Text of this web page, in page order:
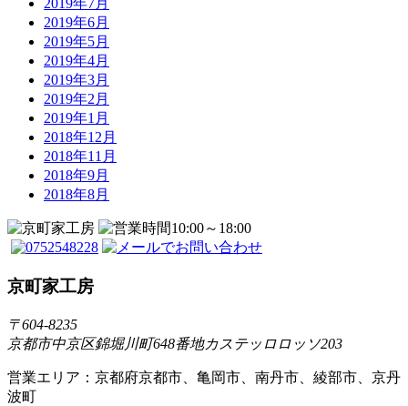
2019年7月
2019年6月
2019年5月
2019年4月
2019年3月
2019年2月
2019年1月
2018年12月
2018年11月
2018年9月
2018年8月
京町家工房
〒604-8235
京都市中京区錦堀川町648番地カステッロロッソ203
営業エリア：京都府京都市、亀岡市、南丹市、綾部市、京丹
波町